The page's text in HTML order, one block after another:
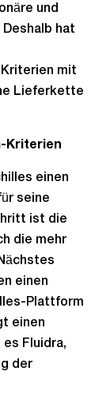
und
hat
Kriterien mit
Lieferkette
Kriterien
einen
seine
ist die
die mehr
einen
Plattform
einen
Fluidra,
der